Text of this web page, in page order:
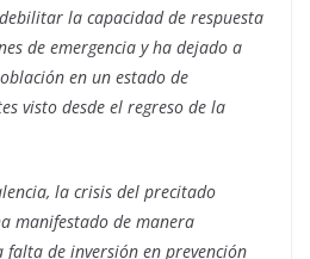
la capacidad de respuesta
de emergencia y ha dejado a
en un estado de
visto desde el regreso de la
la crisis del precitado
manifestado de manera
falta de inversión en prevención